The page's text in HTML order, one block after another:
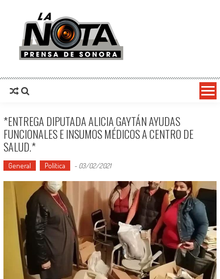
La Nota Prensa De Sonora
*ENTREGA DIPUTADA ALICIA GAYTÁN AYUDAS
FUNCIONALES E INSUMOS MÉDICOS A CENTRO DE
SALUD.*
General Política - 03/02/2021